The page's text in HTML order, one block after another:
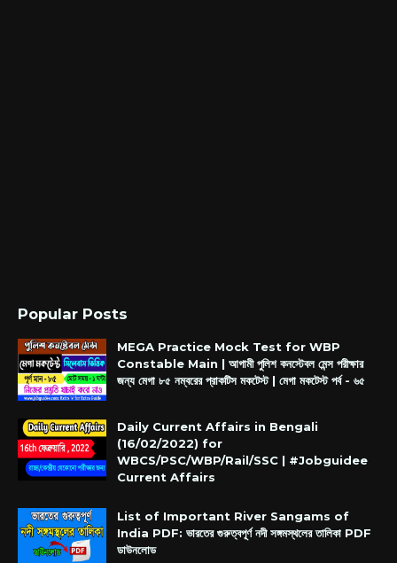
Popular Posts
MEGA Practice Mock Test for WBP
Constable Main | আগামী পুলিশ কনস্টেবল মেন্স পরীক্ষার
জন্য মেগা ৮৫ নম্বরের প্রাকটিস মকটেস্ট | মেগা মকটেস্ট পর্ব - ৬৫
Daily Current Affairs in Bengali
(16/02/2022) for
WBCS/PSC/WBP/Rail/SSC | #Jobguidee
Current Affairs
List of Important River Sangams of
India PDF: ভারতের গুরুত্বপূর্ণ নদী সঙ্গমস্থলের তালিকা PDF
ডাউনলোড